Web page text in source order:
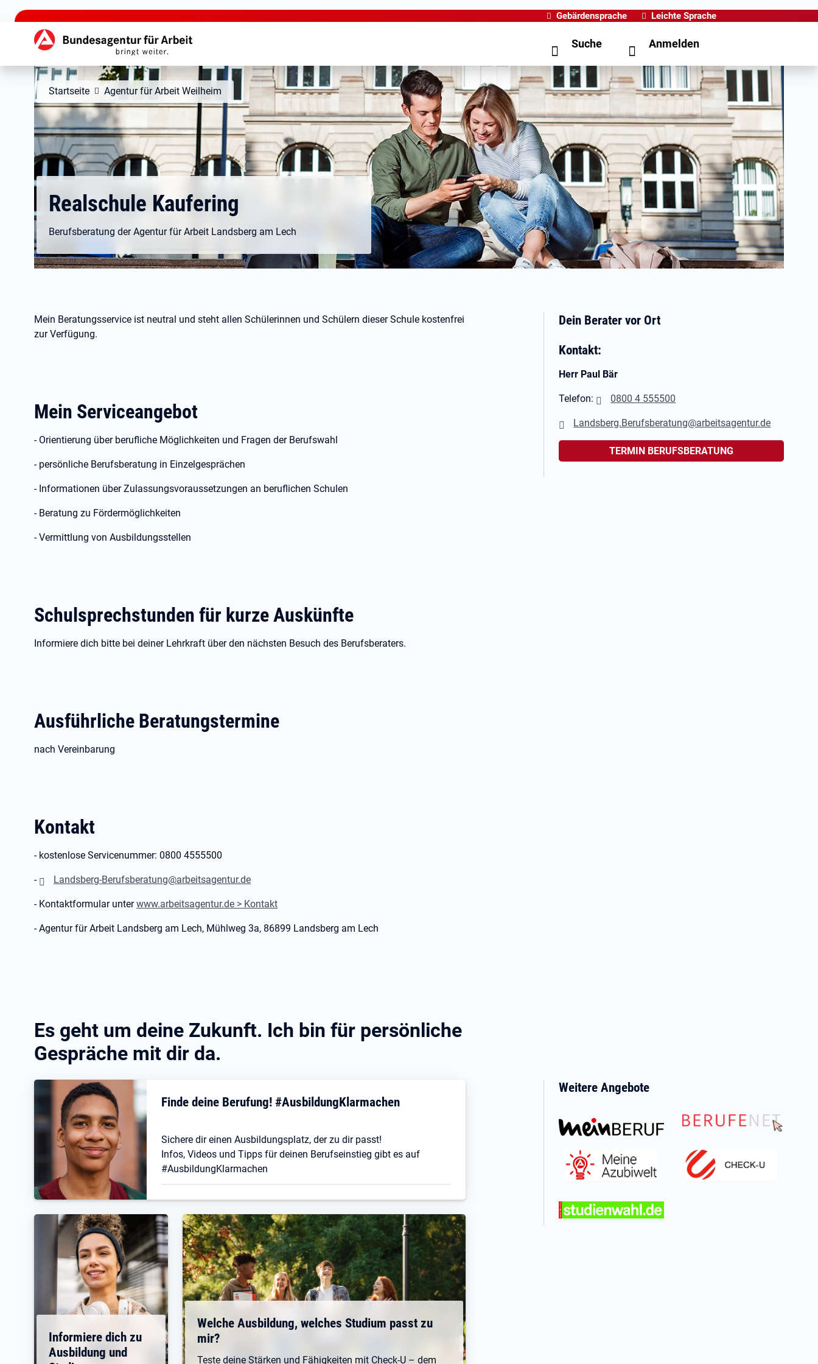
zu den Hauptinhalten springen
Gebärdensprache Leichte Sprache
Hauptnavigation Suche Anmelden
Startseite Agentur für Arbeit Weilheim
Realschule Kaufering
Berufsberatung der Agentur für Arbeit Landsberg am Lech
Mein Beratungsservice ist neutral und steht allen Schülerinnen und Schülern dieser Schule kostenfrei
zur Verfügung.
Mein Serviceangebot
- Orientierung über berufliche Möglichkeiten und Fragen der Berufswahl
- persönliche Berufsberatung in Einzelgesprächen
- Informationen über Zulassungsvoraussetzungen an beruflichen Schulen
- Beratung zu Fördermöglichkeiten
- Vermittlung von Ausbildungsstellen
Schulsprechstunden für kurze Auskünfte
Informiere dich bitte bei deiner Lehrkraft über den nächsten Besuch des Berufsberaters.
Ausführliche Beratungstermine
nach Vereinbarung
Kontakt
- kostenlose Servicenummer: 0800 4555500
- Landsberg-Berufsberatung@arbeitsagentur.de
- Kontaktformular unterwww.arbeitsagentur.de > Kontakt
- Agentur für Arbeit Landsberg am Lech, Mühlweg 3a, 86899 Landsberg am Lech
Es geht um deine Zukunft. Ich bin für persönliche
Gespräche mit dir da.
Dein Berater vor Ort
Kontakt:
Herr Paul Bär
Telefon: 0800 4 555500
Landsberg.Berufsberatung@arbeitsagentur.de
TERMIN BERUFSBERATUNG
Finde deine Berufung! #AusbildungKlarmachen
Sichere dir einen Ausbildungsplatz, der zu dir passt!
Infos, Videos und Tipps für deinen Berufseinstieg gibt es auf
#AusbildungKlarmachen
Informiere dich zu
Ausbildung und
Welche Ausbildung, welches Studium passt zu
mir?
Teste deine Stärken und Fähigkeiten mit Check-U – dem
Weitere Angebote